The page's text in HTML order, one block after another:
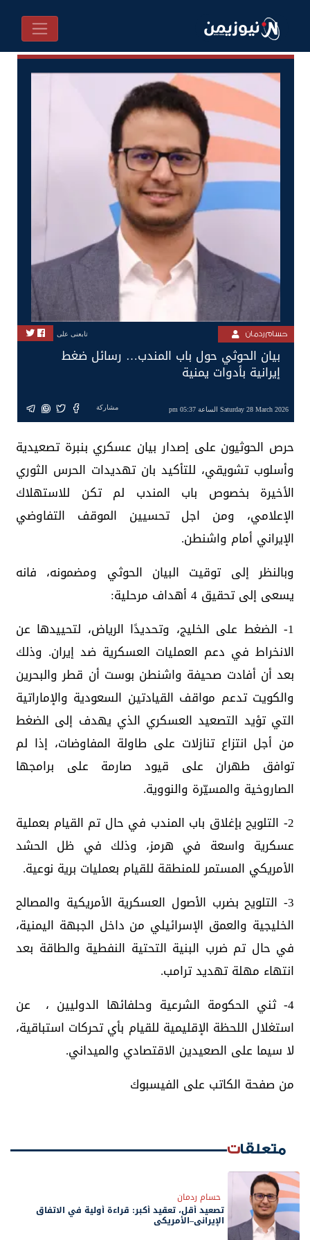
حسام ردمان تابعنى على
بيان الحوثي حول باب المندب… رسائل ضغط
إيرانية بأدوات يمنية
Saturday 28 March 2026 الساعة 05:37 pm مشاركة
حرص الحوثيون على إصدار بيان عسكري بنبرة تصعيدية
وأسلوب تشويقي، للتأكيد بان تهديدات الحرس الثوري
الأخيرة بخصوص باب المندب لم تكن للاستهلاك
الإعلامي، ومن اجل تحسيين الموقف التفاوضي
الإيراني أمام واشنطن.
وبالنظر إلى توقيت البيان الحوثي ومضمونه، فانه
يسعى إلى تحقيق 4 أهداف مرحلية:
1- الضغط على الخليج، وتحديدًا الرياض، لتحييدها عن
الانخراط في دعم العمليات العسكرية ضد إيران. وذلك
بعد أن أفادت صحيفة واشنطن بوست أن قطر والبحرين
والكويت تدعم مواقف القيادتين السعودية والإماراتية
التي تؤيد التصعيد العسكري الذي يهدف إلى الضغط
من أجل انتزاع تنازلات على طاولة المفاوضات، إذا لم
توافق طهران على قيود صارمة على برامجها
الصاروخية والمسيّرة والنووية.
2- التلويح بإغلاق باب المندب في حال تم القيام بعملية
عسكرية واسعة في هرمز، وذلك في ظل الحشد
الأمريكي المستمر للمنطقة للقيام بعمليات برية نوعية.
3- التلويح بضرب الأصول العسكرية الأمريكية والمصالح
الخليجية والعمق الإسرائيلي من داخل الجبهة اليمنية،
في حال تم ضرب البنية التحتية النفطية والطاقة بعد
انتهاء مهلة تهديد ترامب.
4- ثني الحكومة الشرعية وحلفائها الدوليين ، عن
استغلال اللحظة الإقليمية للقيام بأي تحركات استباقية،
لا سيما على الصعيدين الاقتصادي والميداني.
من صفحة الكاتب على الفيسبوك
متعلقات
حسام ردمان
تصعيد أقل، تعقيد أكبر: قراءة أولية في الاتفاق
الإيراني–الأمريكي